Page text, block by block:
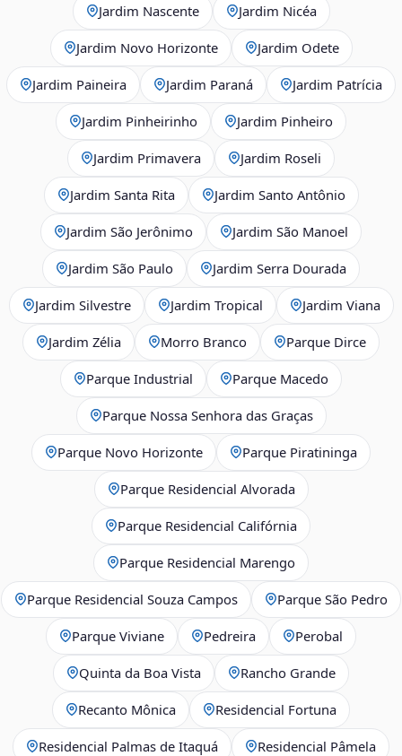
Jardim Nascente Jardim Nicéa
Jardim Novo Horizonte Jardim Odete
Jardim Paineira Jardim Paraná Jardim Patrícia
Jardim Pinheirinho Jardim Pinheiro
Jardim Primavera Jardim Roseli
Jardim Santa Rita Jardim Santo Antônio
Jardim São Jerônimo Jardim São Manoel
Jardim São Paulo Jardim Serra Dourada
Jardim Silvestre Jardim Tropical Jardim Viana
Jardim Zélia Morro Branco Parque Dirce
Parque Industrial Parque Macedo
Parque Nossa Senhora das Graças
Parque Novo Horizonte Parque Piratininga
Parque Residencial Alvorada
Parque Residencial Califórnia
Parque Residencial Marengo
Parque Residencial Souza Campos Parque São Pedro
Parque Viviane Pedreira Perobal
Quinta da Boa Vista Rancho Grande
Recanto Mônica Residencial Fortuna
Residencial Palmas de Itaquá Residencial Pâmela